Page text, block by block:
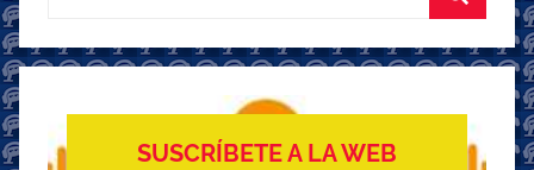
Buscar
SUSCRÍBETE A LA WEB